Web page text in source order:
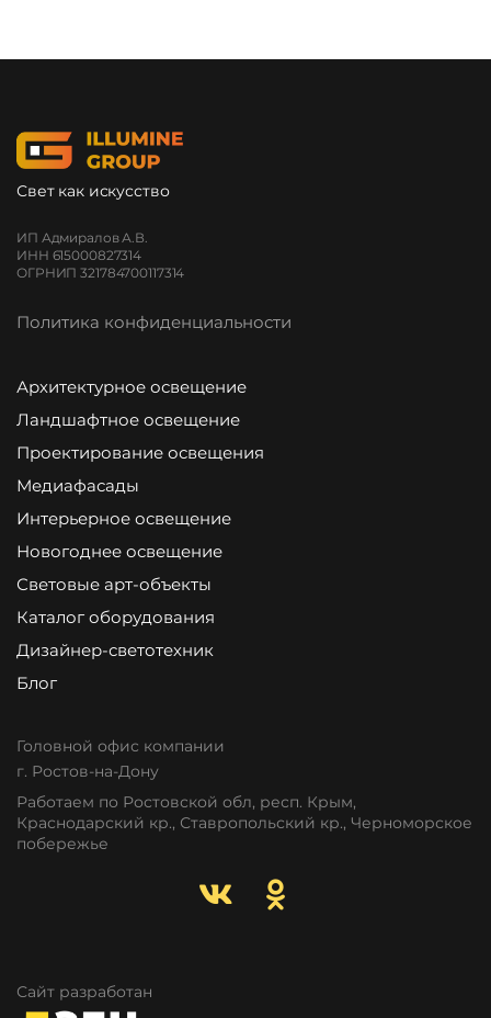
Свет как искусство
ИП Адмиралов А.В.
ИНН 615000827314
ОГРНИП 321784700117314
Политика конфиденциальности
Архитектурное освещение
Ландшафтное освещение
Проектирование освещения
Медиафасады
Интерьерное освещение
Новогоднее освещение
Световые арт-объекты
Каталог оборудования
Дизайнер-светотехник
Блог
Головной офис компании
г. Ростов-на-Дону
Работаем по Ростовской обл, респ. Крым,
Краснодарский кр., Ставропольский кр., Черноморское
побережье
Сайт разработан